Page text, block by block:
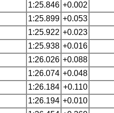
1:25.846 +0.002
1:25.899 +0.053
1:25.922 +0.023
1:25.938 +0.016
1:26.026 +0.088
1:26.074 +0.048
1:26.184 +0.110
1:26.194 +0.010